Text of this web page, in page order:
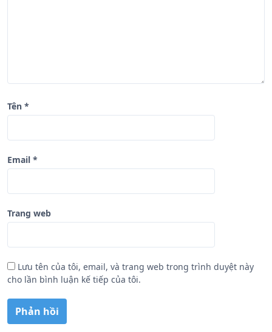
Tên *
Email *
Trang web
Lưu tên của tôi, email, và trang web trong trình duyệt này
cho lần bình luận kế tiếp của tôi.